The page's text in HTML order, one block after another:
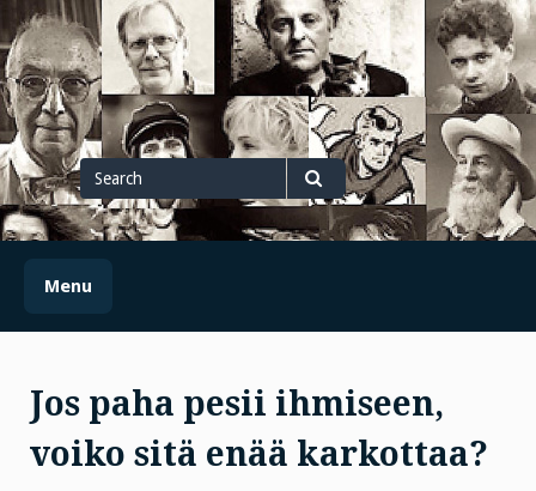
Skip
to
content
Search
for
Search
Menu
Jos paha pesii ihmiseen,
voiko sitä enää karkottaa?